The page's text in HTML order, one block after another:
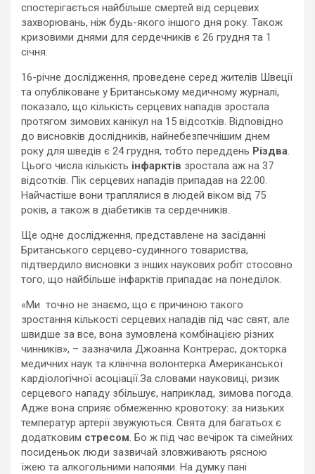
спостерігається найбільше смертей від серцевих
захворювань, ніж будь-якого іншого дня року. Також
кризовими днями для сердечників є 26 грудня та 1
січня.
16-річне дослідження, проведене серед жителів Швеції
та опубліковане у Британському медичному журналі,
показало, що кількість серцевих нападів зростала
протягом зимових канікул на 15 відсотків. Відповідно
до висновків дослідників, найнебезпечнішим днем
року для шведів є 24 грудня, тобто переддень Різдва.
Цього числа кількість інфарктів зростала аж на 37
відсотків. Пік серцевих нападів припадав на 22:00.
Найчастіше вони траплялися в людей віком від 75
років, а також в діабетиків та сердечників.
Ще одне дослідження, представлене на засіданні
Британського серцево-судинного товариства,
підтвердило висновки з інших наукових робіт стосовно
того, що найбільше інфарктів припадає на понеділок.
«Ми точно не знаємо, що є причиною такого
зростання кількості серцевих нападів під час свят, але
швидше за все, вона зумовлена комбінацією різних
чинників», – зазначила Джоанна Контрерас, докторка
медичних наук та клінічна волонтерка Американської
кардіологічної асоціації.За словами науковиці, ризик
серцевого нападу збільшує, наприклад, зимова погода.
Адже вона сприяє обмеженню кровотоку: за низьких
температур артерії звужуються. Свята для багатьох є
додатковим стресом. Бо ж під час вечірок та сімейних
посиденьок люди зазвичай зловживають рясною
їжею та алкогольними напоями. На думку пані